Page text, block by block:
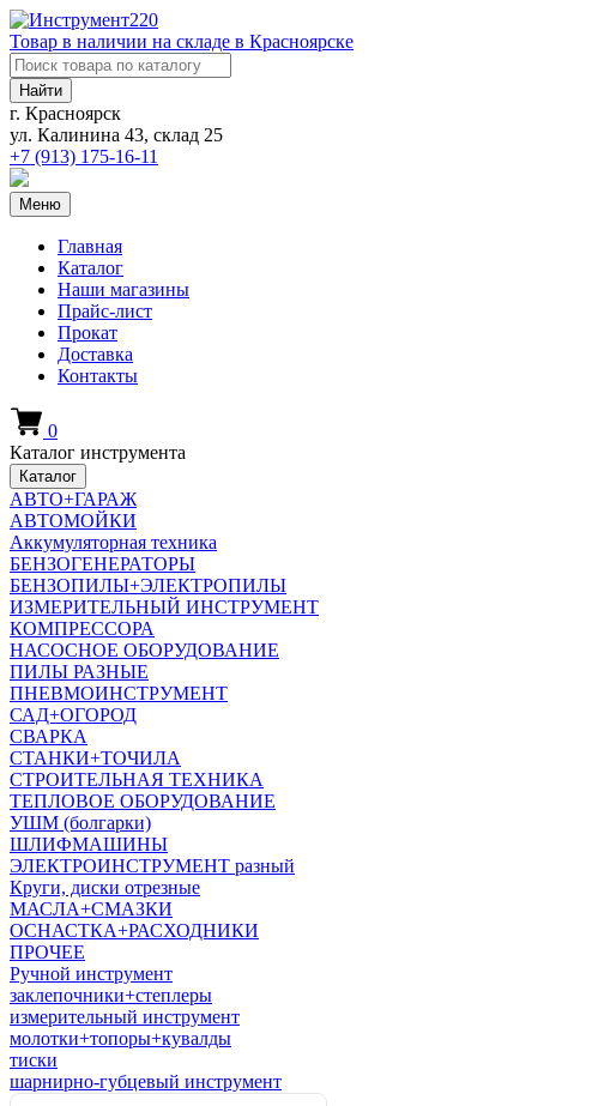
Товар в наличии на складе в Красноярске
Найти
г. Красноярск
ул. Калинина 43, склад 25
+7 (913) 175-16-11
Меню
Главная
Каталог
Наши магазины
Прайс-лист
Прокат
Доставка
Контакты
0
Каталог инструмента
Каталог
АВТО+ГАРАЖ
АВТОМОЙКИ
Аккумуляторная техника
БЕНЗОГЕНЕРАТОРЫ
БЕНЗОПИЛЫ+ЭЛЕКТРОПИЛЫ
ИЗМЕРИТЕЛЬНЫЙ ИНСТРУМЕНТ
КОМПРЕССОРА
НАСОСНОЕ ОБОРУДОВАНИЕ
ПИЛЫ РАЗНЫЕ
ПНЕВМОИНСТРУМЕНТ
САД+ОГОРОД
СВАРКА
СТАНКИ+ТОЧИЛА
СТРОИТЕЛЬНАЯ ТЕХНИКА
ТЕПЛОВОЕ ОБОРУДОВАНИЕ
УШМ (болгарки)
ШЛИФМАШИНЫ
ЭЛЕКТРОИНСТРУМЕНТ разный
Круги, диски отрезные
МАСЛА+СМАЗКИ
ОСНАСТКА+РАСХОДНИКИ
ПРОЧЕЕ
Ручной инструмент
заклепочники+степлеры
измерительный инструмент
молотки+топоры+кувалды
тиски
шарнирно-губцевый инструмент